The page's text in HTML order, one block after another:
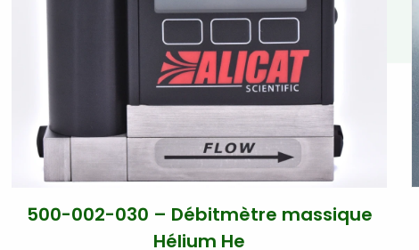
500-002-030 – Débitmètre massique
Hélium He